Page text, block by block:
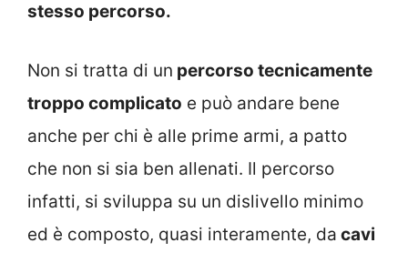
stesso percorso.
Non si tratta di un percorso tecnicamente
troppo complicato e può andare bene
anche per chi è alle prime armi, a patto
che non si sia ben allenati. Il percorso
infatti, si sviluppa su un dislivello minimo
ed è composto, quasi interamente, da cavi